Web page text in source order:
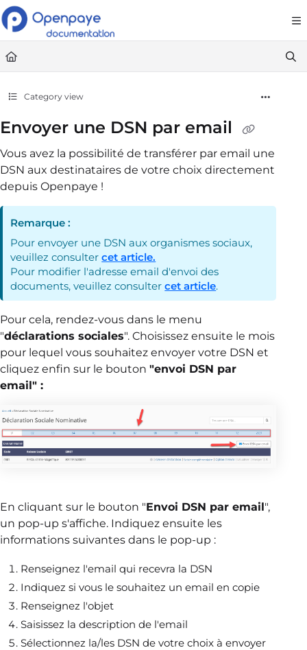
Documentation Index
Fetch the complete documentation index at: https://
Use this file to discover all available pages before exploring further.
Category view
Envoyer une DSN par email
Vous avez la possibilité de transférer par email une
DSN aux destinataires de votre choix directement
depuis Openpaye !
Remarque :
Pour envoyer une DSN aux organismes sociaux,
veuillez consultercet article.
Pour modifier l'adresse email d'envoi des
documents, veuillez consultercet article.
Pour cela, rendez-vous dans le menu
"déclarations sociales". Choisissez ensuite le mois
pour lequel vous souhaitez envoyer votre DSN et
cliquez enfin sur le bouton "envoi DSN par
email" :
En cliquant sur le bouton "Envoi DSN par email",
un pop-up s'affiche. Indiquez ensuite les
informations suivantes dans le pop-up :
Renseignez l'email qui recevra la DSN
Indiquez si vous le souhaitez un email en copie
Renseignez l'objet
Saisissez la description de l'email
Sélectionnez la/les DSN de votre choix à envoyer